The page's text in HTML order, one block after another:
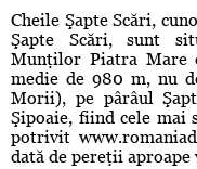
Cheile Şapte Scări,
Şapte Scări, sunt
Munţilor Piatra Mare
medie de 980 m, nu
Morii), pe pârâul
Şipoaie, fiind cele mai
potrivit
dată de pereţii